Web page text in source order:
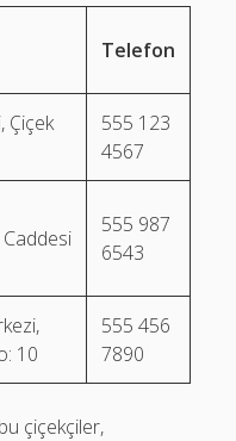
Telefon
Çiçek
555 123
4567
555 987
6543
10
555 456
7890
çiçekçiler,